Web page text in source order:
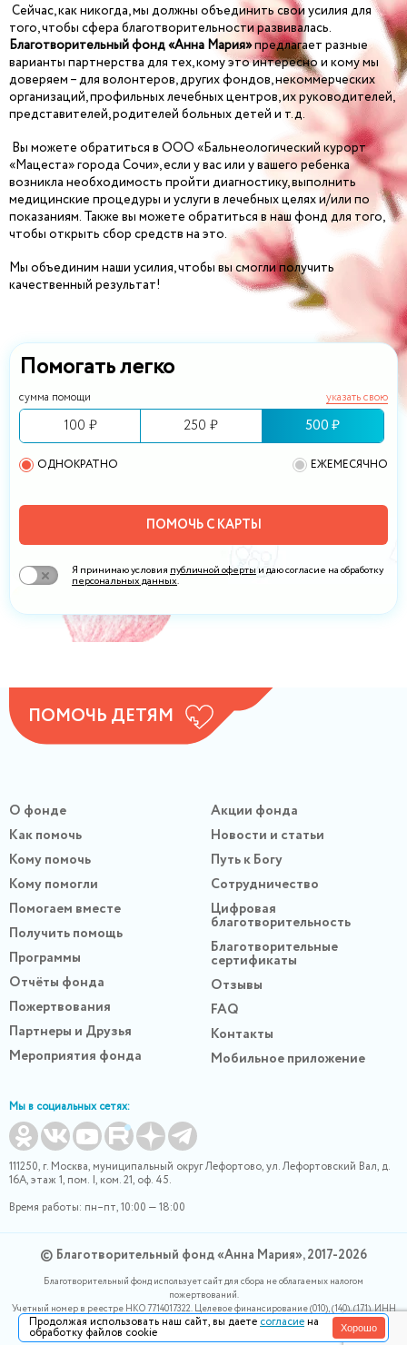
Помогать легко
сумма помощи указать свою
100 ₽ 250 ₽ 500 ₽
ОДНОКРАТНО ЕЖЕМЕСЯЧНО
ПОМОЧЬ С КАРТЫ
Я принимаю условия публичной оферты и даю согласие на обработку
персональных данных.
Сейчас, как никогда, мы должны объединить свои усилия для
того, чтобы сфера благотворительности развивалась.
Благотворительный фонд «Анна Мария»предлагает разные
варианты партнерства для тех, кому это интересно и кому мы
доверяем – для волонтеров, других фондов, некоммерческих
организаций, профильных лечебных центров, их руководителей,
представителей, родителей больных детей и т.д.
Вы можете обратиться в ООО «Бальнеологический курорт
«Мацеста» города Сочи», если у вас или у вашего ребенка
возникла необходимость пройти диагностику, выполнить
медицинские процедуры и услуги в лечебных целях и/или по
показаниям. Также вы можете обратиться в наш фонд для того,
чтобы открыть сбор средств на это.
Мы объединим наши усилия, чтобы вы смогли получить
качественный результат!
ПОМОЧЬ ДЕТЯМ
О фонде
Как помочь
Кому помочь
Кому помогли
Помогаем вместе
Получить помощь
Программы
Отчёты фонда
Пожертвования
Партнеры и Друзья
Мероприятия фонда
Акции фонда
Новости и статьи
Путь к Богу
Сотрудничество
Цифровая
благотворительность
Благотворительные
сертификаты
Отзывы
FAQ
Контакты
Мобильное приложение
Мы в социальных сетях:
111250, г. Москва, муниципальный округ Лефортово, ул. Лефортовский Вал, д.
16А, этаж 1, пом. I, ком. 21, оф. 45.
Время работы: пн–пт, 10:00 — 18:00
© Благотворительный фонд «Анна Мария», 2017-2026
Благотворительный фонд использует сайт для сбора не облагаемых налогом
пожертвований.
Учетный номер в реестре НКО 7714017322. Целевое финансирование (010), (140), (171). ИНН
0400007265, ОГРН 1180400000220. Номер в реестре Роскомнадзора 77-24-166339
Политика конфидециальности
Продолжая использовать наш сайт, вы даете согласиена
обработку файлов cookie Хорошо